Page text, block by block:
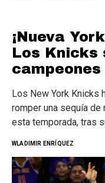
¡Nueva
Los Knicks
Los New York Knicks
romper una sequía de
esta temporada, tras
WLADIMIR ENRÍQUEZ